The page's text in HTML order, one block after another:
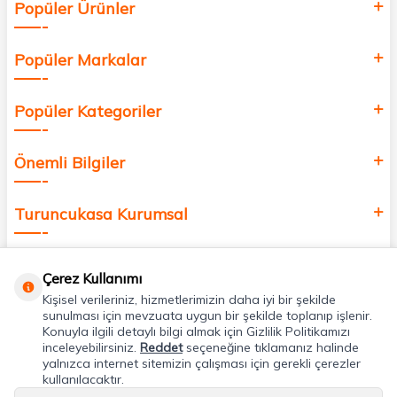
değer katmak için bize katılın!
Popüler Ürünler
Popüler Markalar
Popüler Kategoriler
Önemli Bilgiler
Turuncukasa Kurumsal
Uygulamalarımız
Adres & İletişim
Çerez Kullanımı
Kişisel verileriniz, hizmetlerimizin daha iyi bir şekilde
sunulması için mevzuata uygun bir şekilde toplanıp işlenir.
Konuyla ilgili detaylı bilgi almak için Gizlilik Politikamızı
inceleyebilirsiniz. Reddetseçeneğine tıklamanız halinde
yalnızca internet sitemizin çalışması için gerekli çerezler
kullanılacaktır.